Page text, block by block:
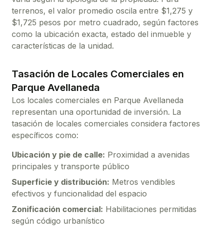
terrenos, el valor promedio oscila entre $1,275 y
$1,725 pesos por metro cuadrado, según factores
como la ubicación exacta, estado del inmueble y
características de la unidad.
Tasación de Locales Comerciales en
Parque Avellaneda
Los locales comerciales en Parque Avellaneda
representan una oportunidad de inversión. La
tasación de locales comerciales considera factores
específicos como:
Ubicación y pie de calle: Proximidad a avenidas
principales y transporte público
Superficie y distribución: Metros vendibles
efectivos y funcionalidad del espacio
Zonificación comercial: Habilitaciones permitidas
según código urbanístico